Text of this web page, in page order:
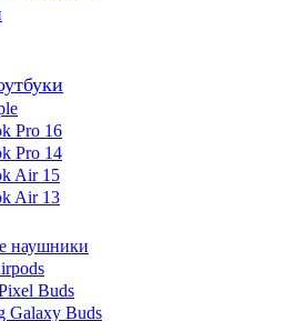
Pro 16
Pro 14
Air 15
Air 13
наушники
Buds
Galaxy Buds